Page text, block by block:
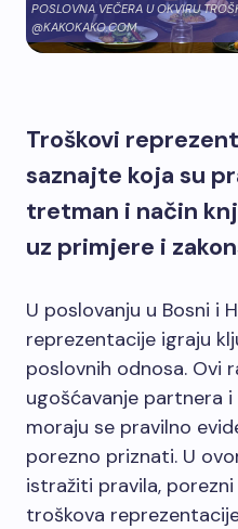
POSLOVNA VEČERA U OKVIRU
@KAKOKAKO.COM
Troškovi
saznajte koja su
tretman i način
uz primjere i
U poslovanju u Bosni i
reprezentacije igraju
poslovnih odnosa. Ovi
ugošćavanje partnera
moraju se pravilno
porezno priznati. U
istražiti pravila,
troškova